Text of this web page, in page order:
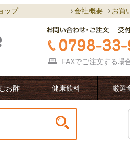
ップ 会社概要 お買
FAXでご注文する場
お酢 健康飲料 厳選